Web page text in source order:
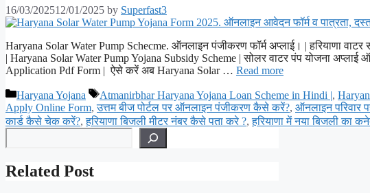
16/03/202512/01/2025 by Superfast3
Haryana Solar Water Pump Schecme. ऑनलाइन पंजीकरण फॉर्म अप्लाई। | हरियाणा वाटर
| Haryana Solar Water Pump Yojana Subsidy Scheme | सोलर वाटर पंप योजना
Application Pdf Form | ऐसे करें अब Haryana Solar … Read more
Categories
Haryana Yojana Tags
Atmanirbhar Haryana Yojana Loan Scheme in Hindi |,
Apply Online Form,उत्तम बीज पोर्टल पर ऑनलाइन पंजीकरण कैसे करें?, ऑनलाइन परिवार
कार्ड कैसे चेक करें?,हरियाणा बिजली मीटर नंबर कैसे पता करे ?,हरियाणा में नया बिजली का
Search
Related Post